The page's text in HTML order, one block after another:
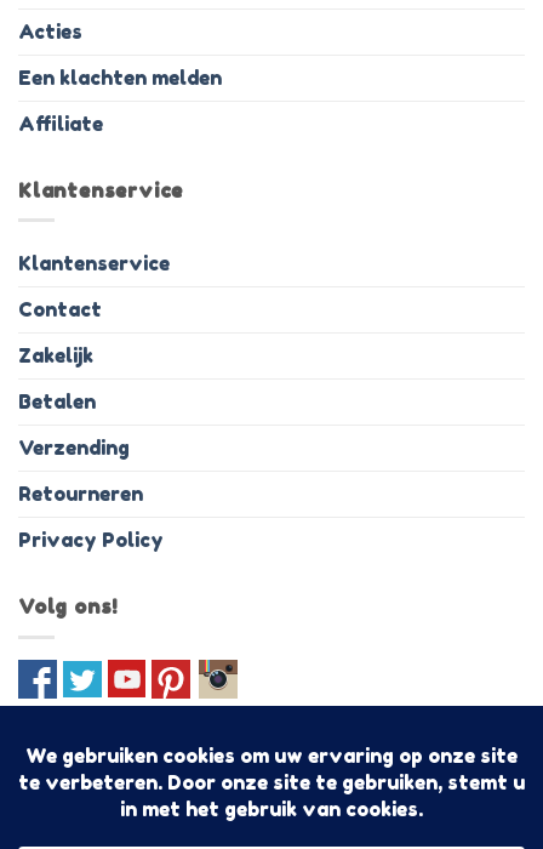
Acties
Een klachten melden
Affiliate
Klantenservice
Klantenservice
Contact
Zakelijk
Betalen
Verzending
Retourneren
Privacy Policy
Volg ons!
MasterCard